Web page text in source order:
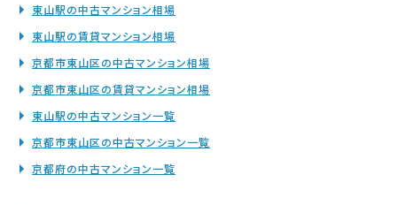
東山駅の中古マンション相場
東山駅の賃貸マンション相場
京都市東山区の中古マンション相場
京都市東山区の賃貸マンション相場
東山駅の中古マンション一覧
京都市東山区の中古マンション一覧
京都府の中古マンション一覧